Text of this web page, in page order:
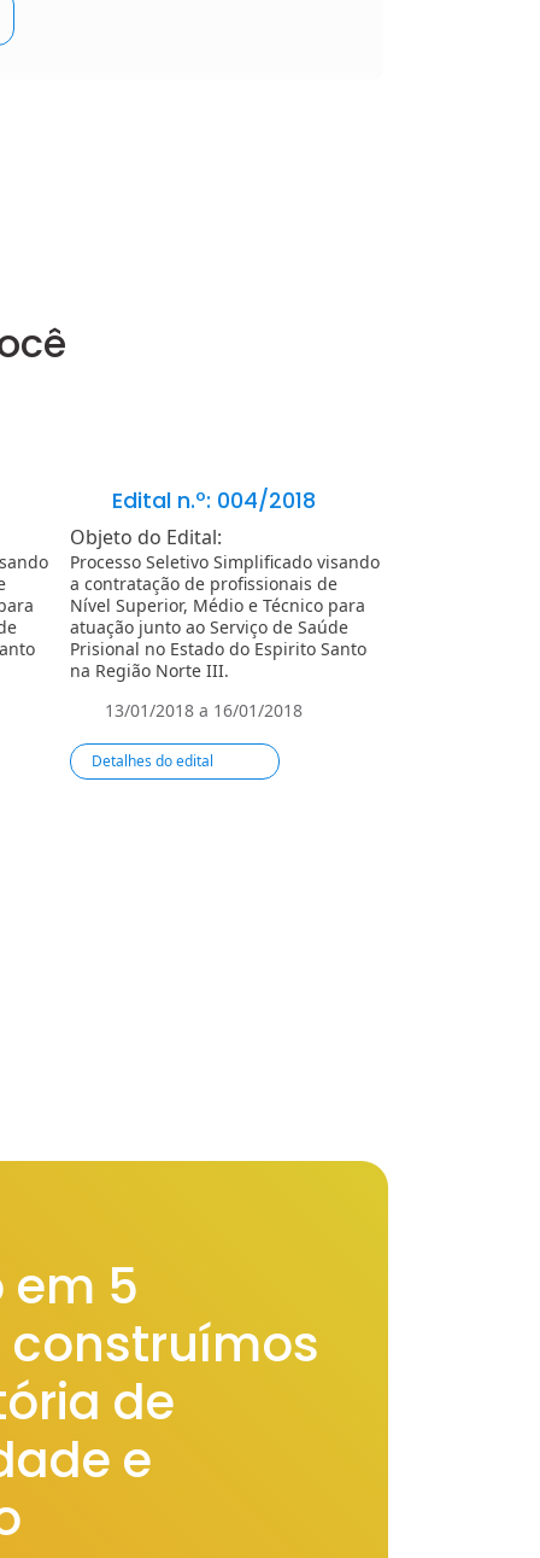
Edital n.º: 004/2018
Objeto do Edital:
Processo Seletivo Simplificado visando
a contratação de profissionais de
Nível Superior, Médio e Técnico para
atuação junto ao Serviço de Saúde
Prisional no Estado do Espirito Santo
na Região Norte III.
13/01/2018 a 16/01/2018
Detalhes do edital
5
construímos
de
e